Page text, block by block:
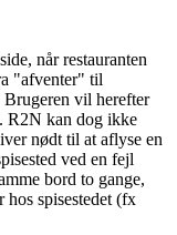
når restauranten
"afventer" til
vil herefter
R2N kan dog ikke
nødt til at aflyse en
ved en fejl
bord to gange,
spisestedet (fx